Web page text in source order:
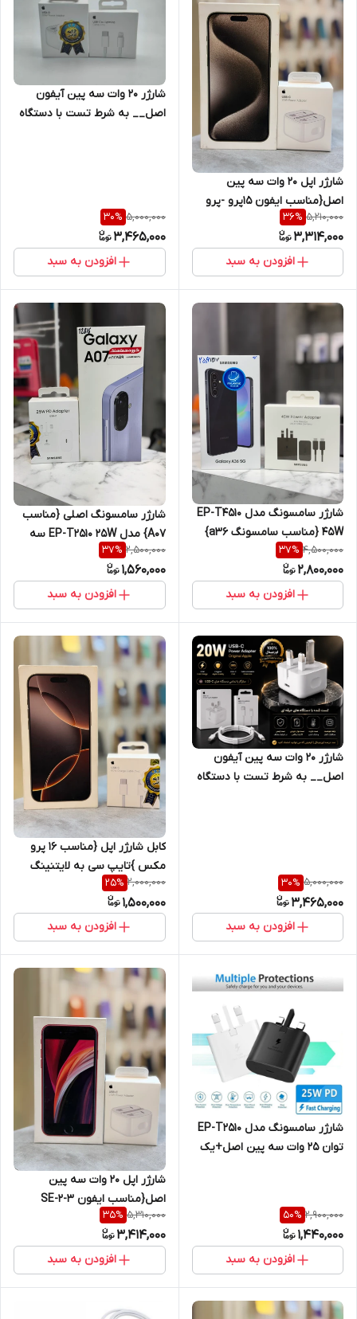
شارژر اپل 20 وات سه پین
اصل{مناسب ایفون 15پرو -پرو
مکس )+محافظ کابل
هدیه+گارانتی شرکتی
5,210,000
36%
3,314,000
افزودن به سبد
شارژر ۲۰ وات سه پین آیفون
اصل__ به شرط تست با دستگاه
5,000,000
30%
3,465,000
افزودن به سبد
شارژر سامسونگ مدل EP-T4510
45W {مناسب سامسونگ a36}
سه پین همراه کابل اصل
4,500,000
37%
2,800,000
افزودن به سبد
شارژر سامسونگ اصلی {مناسب
A07} مدل EP-T2510 25W سه
پین اصل{یک سال گارانتی شرکتی
}
2,500,000
37%
1,560,000
افزودن به سبد
شارژر ۲۰ وات سه پین آیفون
اصل__ به شرط تست با دستگاه
5,000,000
30%
3,465,000
افزودن به سبد
کابل شارژر اپل {مناسب 16 پرو
مکس }تایپ سی به لایتنینگ
اصل+گارانتی شرکتی یک ساله
2,000,000
25%
1,500,000
افزودن به سبد
شارژر سامسونگ مدل EP-T2510
توان 25 وات سه پین اصل+یک
2,900,000
50%
1,440,000
افزودن به سبد
شارژر اپل 20 وات سه پین
اصل{مناسب ایفون SE-2-3
)+محافظ کابل هدیه+گارانتی
شرکتی
5,310,000
35%
3,414,000
افزودن به سبد